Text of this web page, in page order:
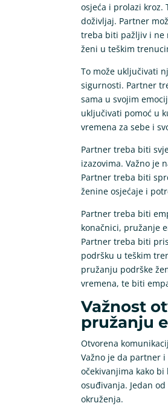
osjeća i prolazi kroz.
doživljaj. Partner
treba biti pažljiv i ne
ženi u teškim
To može uključivati
sigurnosti. Partner
sama u svojim
uključivati pomoć u
vremena za sebe i
Partner treba biti
izazovima. Važno je
Partner treba biti
ženine osjećaje i
Partner treba biti
konačnici, pružanje
Partner treba biti
podršku u teškim
pružanju podrške
vremena, te biti
Važnost
pružanju
Otvorena
Važno je da partner
očekivanjima kako
osuđivanja. Jedan
okruženja.